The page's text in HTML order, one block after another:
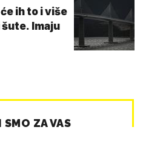
ih to i više
Imaju